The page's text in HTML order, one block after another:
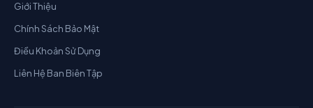
Giới Thiệu
Chính Sách Bảo Mật
Điều Khoản Sử Dụng
Liên Hệ Ban Biên Tập